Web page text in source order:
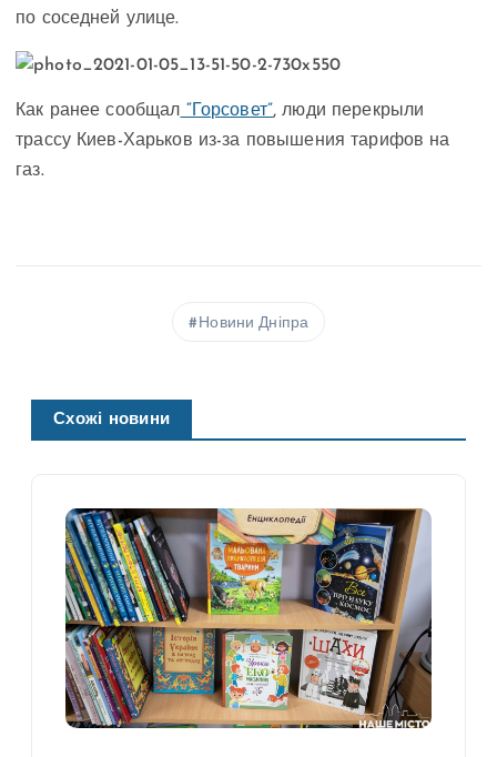
по соседней улице.
Как ранее сообщал “Горсовет”, люди перекрыли
трассу Киев-Харьков из-за повышения тарифов на
газ.
Новини Дніпра
Схожі новини